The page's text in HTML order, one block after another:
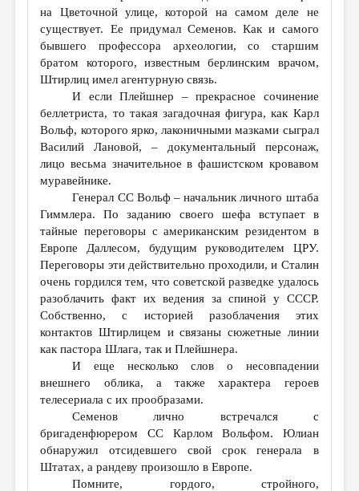
на Цветочной улице, которой на самом деле не
существует. Ее придумал Семенов. Как и самого
бывшего профессора археологии, со старшим
братом которого, известным берлинским врачом,
Штирлиц имел агентурную связь.
И если Плейшнер – прекрасное сочинение
беллетриста, то такая загадочная фигура, как Карл
Вольф, которого ярко, лаконичными мазками сыграл
Василий Лановой, – документальный персонаж,
лицо весьма значительное в фашистском кровавом
муравейнике.
Генерал СС Вольф – начальник личного штаба
Гиммлера. По заданию своего шефа вступает в
тайные переговоры с американским резидентом в
Европе Даллесом, будущим руководителем ЦРУ.
Переговоры эти действительно проходили, и Сталин
очень гордился тем, что советской разведке удалось
разоблачить факт их ведения за спиной у СССР.
Собственно, с историей разоблачения этих
контактов Штирлицем и связаны сюжетные линии
как пастора Шлага, так и Плейшнера.
И еще несколько слов о несовпадении
внешнего облика, а также характера героев
телесериала с их прообразами.
Семенов лично встречался с
бригаденфюрером СС Карлом Вольфом. Юлиан
обнаружил отсидевшего свой срок генерала в
Штатах, а рандеву произошло в Европе.
Помните, гордого, стройного,